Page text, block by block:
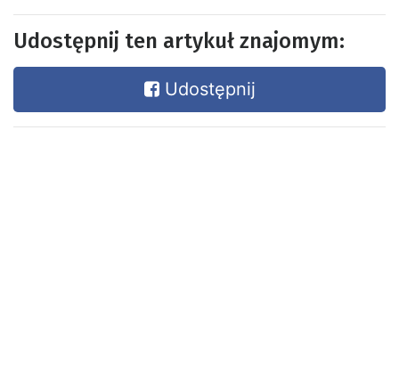
Udostępnij ten artykuł znajomym:
Udostępnij